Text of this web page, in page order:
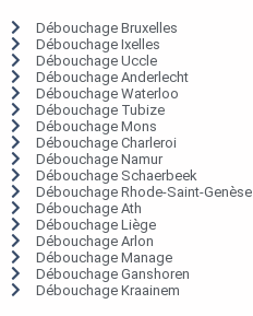
Débouchage Bruxelles
Débouchage Ixelles
Débouchage Uccle
Débouchage Anderlecht
Débouchage Waterloo
Débouchage Tubize
Débouchage Mons
Débouchage Charleroi
Débouchage Namur
Débouchage Schaerbeek
Débouchage Rhode-Saint-Genèse
Débouchage Ath
Débouchage Liège
Débouchage Arlon
Débouchage Manage
Débouchage Ganshoren
Débouchage Kraainem